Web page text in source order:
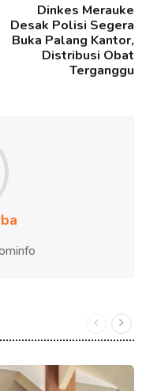
Dinkes Merauke
Desak Polisi Segera
Buka Palang Kantor,
Distribusi Obat
Terganggu